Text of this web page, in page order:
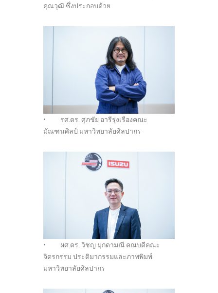
คุณวุฒิ ซึ่งประกอบด้วย
• รศ.ดร. ศุภชัย อารีรุ่งเรืองคณะ
มัณฑนศิลป์ มหาวิทยาลัยศิลปากร
• ผศ.ดร. วิชญ มุกดามณี คณบดีคณะ
จิตรกรรม ประติมากรรมและภาพพิมพ์
มหาวิทยาลัยศิลปากร